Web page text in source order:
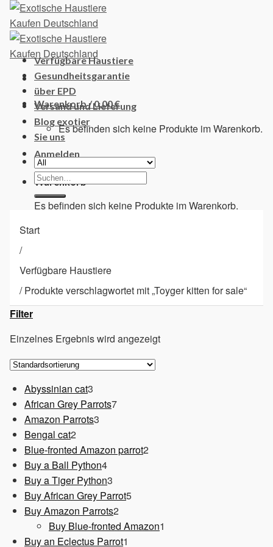
Skip
content
Warenkorb /0,00€
Es befinden sich keine Produkte im Warenkorb.
Anmelden
Warenkorb
Es befinden sich keine Produkte im Warenkorb.
Verfügbare Haustiere
Gesundheitsgarantie
über EPD
Versand und Lieferung
Blog exotier
Sie uns
Suchen
nach:
Start
/
Verfügbare Haustiere
/Produkte verschlagwortet mit „Toyger kitten for sale“
Filter
Einzelnes Ergebnis wird angezeigt
Abyssinian cat3
Produkte
African Grey Parrots77
Amazon Parrots3
Bengal cat22
Produkte
Blue-fronted Amazon parrot22
Buy a Ball Python44
Produkte
Buy a Tiger Python3
Produkte
Buy African Grey Parrot55
Buy Amazon Parrots22
Produkte
Buy Blue-fronted Amazon1
Buy an Eclectus Parrot1